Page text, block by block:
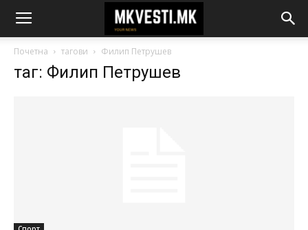
Почетна тагови Филип Петрушев
таг: Филип Петрушев